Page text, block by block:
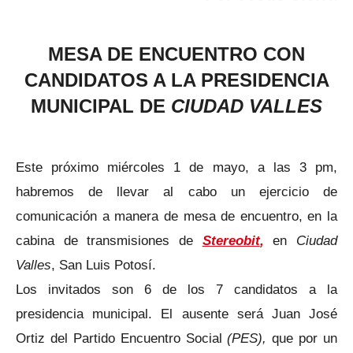
MESA DE ENCUENTRO CON
CANDIDATOS A LA PRESIDENCIA
MUNICIPAL DE CIUDAD VALLES
Este próximo miércoles 1 de mayo, a las 3 pm,
habremos de llevar al cabo un ejercicio de
comunicación a manera de mesa de encuentro, en la
cabina de transmisiones de Stereobit, en Ciudad
Valles, San Luis Potosí.
Los invitados son 6 de los 7 candidatos a la
presidencia municipal. El ausente será Juan José
Ortiz del Partido Encuentro Social(PES), que por un